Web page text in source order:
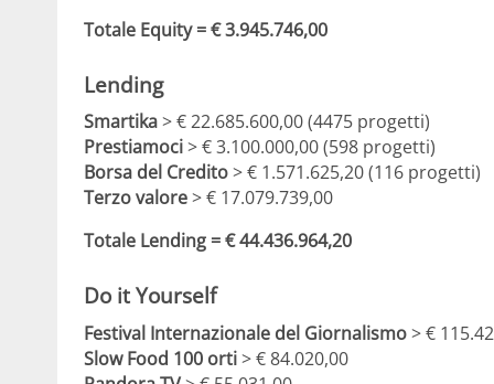
Totale Equity = € 3.945.746,00
Lending
Smartika> € 22.685.600,00 (4475 progetti)
Prestiamoci> € 3.100.000,00 (598 progetti)
Borsa del Credito> € 1.571.625,20 (116 progetti)
Terzo valore> € 17.079.739,00
Totale Lending = € 44.436.964,20
Do it Yourself
Festival Internazionale del Giornalismo> €
Slow Food 100 orti> € 84.020,00